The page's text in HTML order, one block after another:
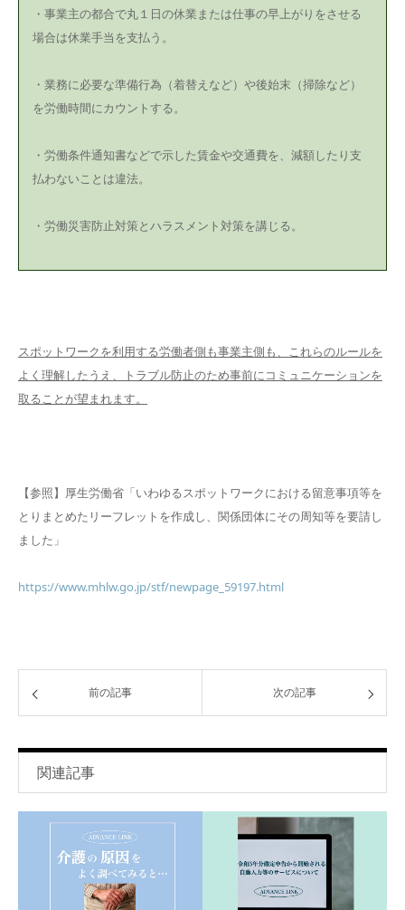
・事業主の都合で丸１日の休業または仕事の早上がりをさせる
場合は休業手当を支払う。
・業務に必要な準備行為（着替えなど）や後始末（掃除など）
を労働時間にカウントする。
・労働条件通知書などで示した賃金や交通費を、減額したり支
払わないことは違法。
・労働災害防止対策とハラスメント対策を講じる。
スポットワークを利用する労働者側も事業主側も、これらのルールを
よく理解したうえ、トラブル防止のため事前にコミュニケーションを
取ることが望まれます。
【参照】厚生労働省「いわゆるスポットワークにおける留意事項等を
とりまとめたリーフレットを作成し、関係団体にその周知等を要請し
ました」
https://www.mhlw.go.jp/stf/newpage_59197.html
前の記事 次の記事
関連記事